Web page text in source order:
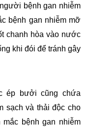
bệnh gan nhiễm
bệnh gan nhiễm mỡ
chanh hòa vào nước
khi đói để tránh gây
ép bưởi cũng chứa
sạch và thải độc cho
bệnh gan nhiễm